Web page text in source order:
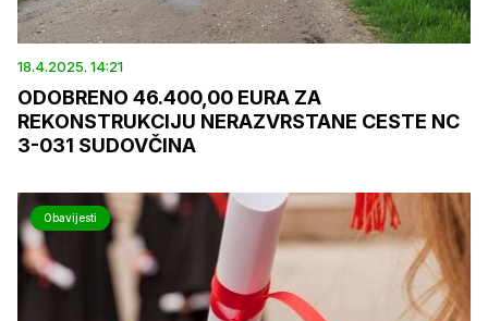
18.4.2025. 14:21
ODOBRENO 46.400,00 EURA ZA
REKONSTRUKCIJU NERAZVRSTANE CESTE NC
3-031 SUDOVČINA
Obavijesti